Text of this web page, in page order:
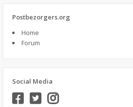
Postbezorgers.org
Home
Forum
Social Media